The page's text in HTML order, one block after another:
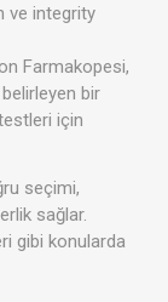
ve integrity
Farmakopesi,
bir
için
seçimi,
sağlar.
gibi konularda